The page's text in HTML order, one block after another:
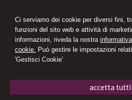
Ci serviamo dei cookie per diversi fini,
funzioni del sito web e attività di
informazioni, riveda la nostra
cookie. Può gestire le impostazioni
'Gestisci Cookie'
accetta tutti